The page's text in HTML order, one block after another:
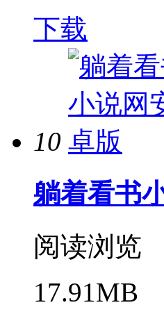
下载
10
躺着看书
阅读浏览
17.91MB